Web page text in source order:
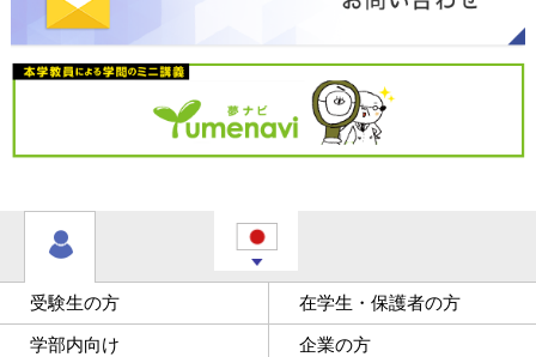
受験生の方 在学生・保護者の方
学部内向け 企業の方